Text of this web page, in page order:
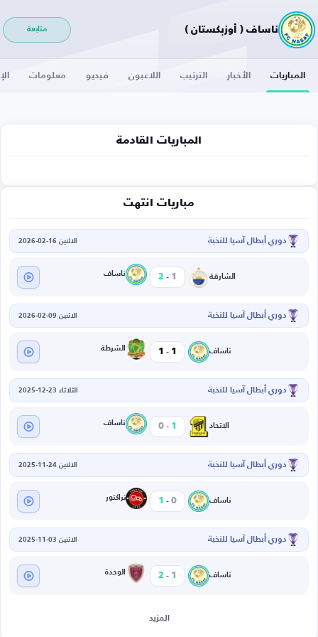
ناساف ( أوزبكستان ) متابعة
المباريات الأخبار الترتيب اللاعبون فيديو معلومات
المباريات القادمة
مباريات انتهت
دوري أبطال آسيا للنخبة الاثنين 16-02-2026
الشارقة 1
-
2 ناساف
دوري أبطال آسيا للنخبة الاثنين 09-02-2026
ناساف 1
-
1 الشرطة
دوري أبطال آسيا للنخبة الثلاثاء 23-12-2025
الاتحاد 1
-
0 ناساف
دوري أبطال آسيا للنخبة الاثنين 24-11-2025
ناساف 0
-
1 تراكتور
دوري أبطال آسيا للنخبة الاثنين 03-11-2025
ناساف 1
-
2 الوحدة
المزيد